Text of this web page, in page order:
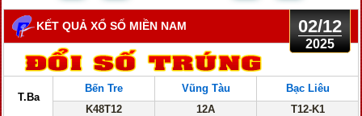
KẾT QUẢ XỔ SỐ MIỀN NAM 02/12
2025
T.Ba
Bến Tre
K48T12
Vũng Tàu
12A
Bạc Liêu
T12-K1